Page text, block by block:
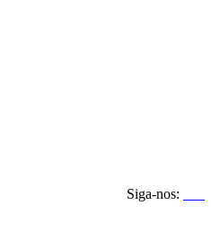
Siga-nos: